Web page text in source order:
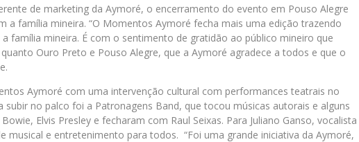
de marketing da Aymoré, o encerramento do evento em Pouso Alegre
a família mineira. “O Momentos Aymoré fecha mais uma edição trazendo
família mineira. É com o sentimento de gratidão ao público mineiro que
Ouro Preto e Pouso Alegre, que a Aymoré agradece a todos e que o
Aymoré com uma intervenção cultural com performances teatrais no
subir no palco foi a Patronagens Band, que tocou músicas autorais e alguns
Elvis Presley e fecharam com Raul Seixas. Para Juliano Ganso, vocalista
musical e entretenimento para todos. “Foi uma grande iniciativa da Aymoré,